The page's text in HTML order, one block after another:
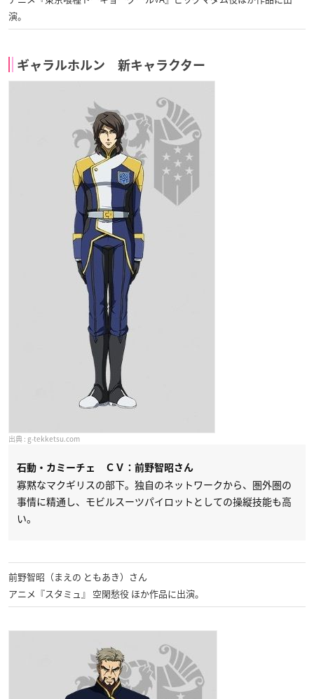
演。
ギャラルホルン 新キャラクター
g-tekketsu.com
石動・カミーチェ ＣＶ：前野智昭さん
寡黙なマクギリスの部下。独自のネットワークから、圏外圏の
事情に精通し、モビルスーツパイロットとしての操縦技能も高
い。
前野智昭（まえの ともあき）さん
アニメ『スタミュ』 空閑愁役 ほか作品に出演。